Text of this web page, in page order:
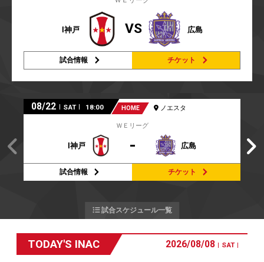
I神戸 VS 広島
試合情報 チケット
08/22 SAT 18:00 HOME ノエスタ
ＷＥリーグ
I神戸 - 広島
試合情報 チケット
試合スケジュール一覧
TODAY'S INAC 2026/08/08 SAT